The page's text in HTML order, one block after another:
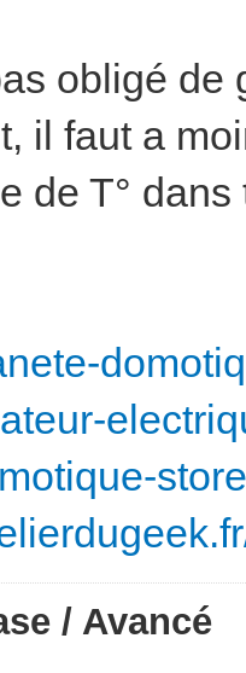
obligé de
il faut a
de T°
/ Avancé